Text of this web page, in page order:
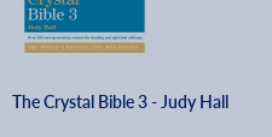
The Crystal Bible 3 - Judy Hall